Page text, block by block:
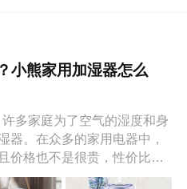
小熊家用加湿器怎么
多家庭为了空气的湿度和身
器。在众多的家用电器中，
价格也不是很贵，性价比蛮